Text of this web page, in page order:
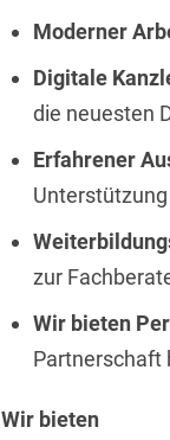
Moderner
Digitale
die neuesten
Erfahrener
zur
Wir bieten
Partnerschaft
Wir bieten